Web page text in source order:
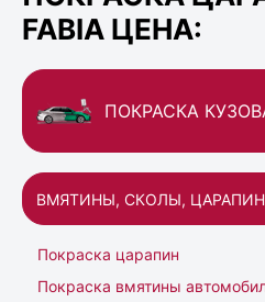
FABIA ЦЕНА:
ПОКРАСКА
ВМЯТИНЫ, СКОЛЫ,
Покраска царапин
Покраска вмятины